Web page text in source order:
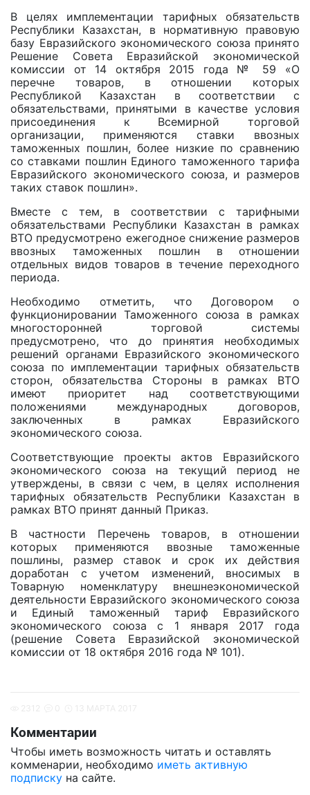
В целях имплементации тарифных обязательств
Республики Казахстан, в нормативную правовую
базу Евразийского экономического союза принято
Решение Совета Евразийской экономической
комиссии от 14 октября 2015 года № 59 «О
перечне товаров, в отношении которых
Республикой Казахстан в соответствии с
обязательствами, принятыми в качестве условия
присоединения к Всемирной торговой
организации, применяются ставки ввозных
таможенных пошлин, более низкие по сравнению
со ставками пошлин Единого таможенного тарифа
Евразийского экономического союза, и размеров
таких ставок пошлин».
Вместе с тем, в соответствии с тарифными
обязательствами Республики Казахстан в рамках
ВТО предусмотрено ежегодное снижение размеров
ввозных таможенных пошлин в отношении
отдельных видов товаров в течение переходного
периода.
Необходимо отметить, что Договором о
функционировании Таможенного союза в рамках
многосторонней торговой системы
предусмотрено, что до принятия необходимых
решений органами Евразийского экономического
союза по имплементации тарифных обязательств
сторон, обязательства Стороны в рамках ВТО
имеют приоритет над соответствующими
положениями международных договоров,
заключенных в рамках Евразийского
экономического союза.
Соответствующие проекты актов Евразийского
экономического союза на текущий период не
утверждены, в связи с чем, в целях исполнения
тарифных обязательств Республики Казахстан в
рамках ВТО принят данный Приказ.
В частности Перечень товаров, в отношении
которых применяются ввозные таможенные
пошлины, размер ставок и срок их действия
доработан с учетом изменений, вносимых в
Товарную номенклатуру внешнеэкономической
деятельности Евразийского экономического союза
и Единый таможенный тариф Евразийского
экономического союза с 1 января 2017 года
(решение Совета Евразийской экономической
комиссии от 18 октября 2016 года № 101).
Комментарии
Чтобы иметь возможность читать и оставлять
комменарии, необходимо иметь активную
подписку на сайте.